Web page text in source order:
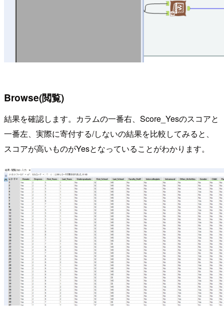
Browse(閲覧)
結果を確認します。カラムの一番右、Score_Yesのスコアと
一番左、実際に寄付する/しないの結果を比較してみると、
スコアが高いものがYesとなっていることがわかります。